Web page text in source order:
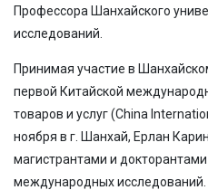
Профессора Шанхайского
исследований.
Принимая участие в
первой Китайской
товаров и услуг (China
ноября в г. Шанхай, Ерлан
магистрантами и
международных исследований.